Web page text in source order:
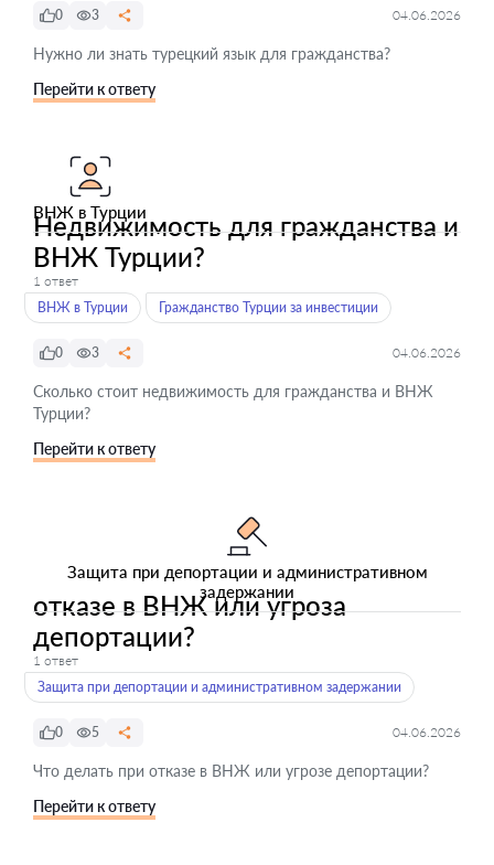
0 3 04.06.2026
Нужно ли знать турецкий язык для гражданства?
Перейти к ответу
ВНЖ в Турции
Недвижимость для гражданства и
ВНЖ Турции?
1 ответ
ВНЖ в Турции
Гражданство Турции за инвестиции
0 3 04.06.2026
Сколько стоит недвижимость для гражданства и ВНЖ
Турции?
Перейти к ответу
Защита при депортации и административном
задержании
отказе в ВНЖ или угроза
депортации?
1 ответ
Защита при депортации и административном задержании
0 5 04.06.2026
Что делать при отказе в ВНЖ или угрозе депортации?
Перейти к ответу